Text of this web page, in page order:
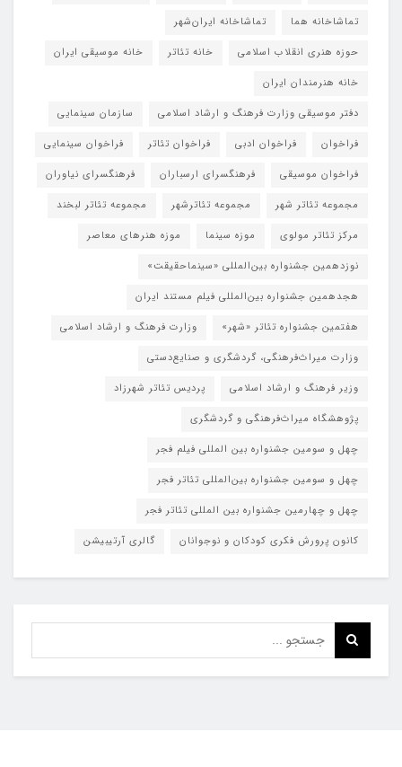
تماشاخانه هما
تماشاخانه‌ ایران‌شهر
حوزه هنری انقلاب اسلامی
خانه تئاتر
خانه موسیقی ایران
خانه هنرمندان ایران
دفتر موسیقی وزارت فرهنگ و ارشاد اسلامی
سازمان سینمایی
فراخوان
فراخوان ادبی فراخوان تئاتر
فراخوان سینمایی
فراخوان موسیقی
فرهنگسرای ارسباران
فرهنگسرای نیاوران
مجموعه تئاتر شهر
مجموعه تئاترشهر
مجموعه تئاتر لبخند
مرکز تئاتر مولوی
موزه سینما
موزه هنرهای معاصر
نوزدهمین جشنواره بین‌المللی «سینماحقیقت»
هجدهمین جشنواره بین‌المللی فیلم مستند ایران
هفتمین جشنواره تئاتر «شهر»
وزارت فرهنگ و ارشاد اسلامی
وزارت میراث‌فرهنگی، گردشگری و صنایع‌دستی
وزیر فرهنگ و ارشاد اسلامی
پردیس تئاتر شهرزاد
پژوهشگاه میراث‌فرهنگی و گردشگری
چهل و سومین جشنواره بین المللی فیلم فجر
چهل و سومین جشنواره بین‌المللی تئاتر فجر
چهل و چهارمین جشنواره بین المللی تئاتر فجر
کانون پرورش فکری کودکان و نوجوانان
گالری آرتیبیشن